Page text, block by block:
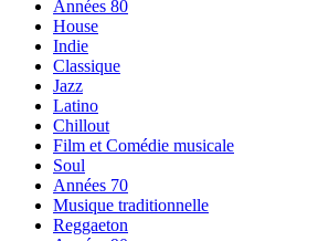
Années 80
House
Indie
Classique
Jazz
Latino
Chillout
Film et Comédie musicale
Soul
Années 70
Musique traditionnelle
Reggaeton